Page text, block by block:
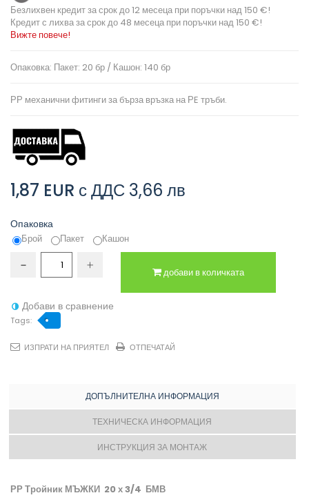
Безлихвен кредит за срок до 12 месеца при поръчки над 150 €!
Кредит с лихва за срок до 48 месеца при поръчки над 150 €!
Вижте повече!
Опаковка: Пакет: 20 бр / Кашон: 140 бр
РР механични фитинги за бърза връзка на РE тръби.
1,87 EUR с ДДС 3,66 лв
Опаковка
Брой Пакет Кашон
добави в количката
Добави в сравнение
Tags:
ИЗПРАТИ НА ПРИЯТЕЛ ОТПЕЧАТАЙ
ДОПЪЛНИТЕЛНА ИНФОРМАЦИЯ
ТЕХНИЧЕСКА ИНФОРМАЦИЯ
ИНСТРУКЦИЯ ЗА МОНТАЖ
РР Тройник МЪЖКИ 20 х 3/4 БМВ